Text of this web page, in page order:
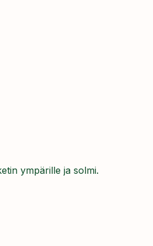
ympärille ja solmi.